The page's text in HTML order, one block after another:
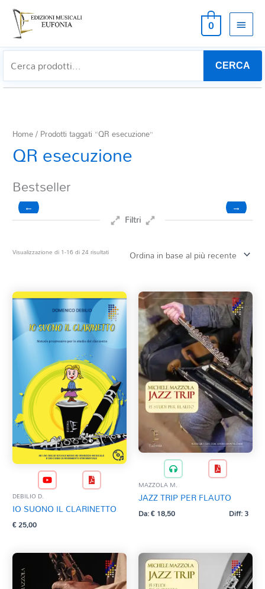
0
CERCA
Home/ Prodotti taggati “QR esecuzione”
QR esecuzione
Bestseller
← →
Filtri
Clarinetto basso
Composizioni originali
Natale
QR base
Trascrizioni e Arrangiamenti
AZZERA
Visualizzazione di 1-16 di 24 risultatiOrdina
in
DEBILIO D.
IO SUONO IL CLARINETTO
€25,00
MAZZOLA M.
JAZZ TRIP PER FLAUTO
Da:€18,50 Diff: 3